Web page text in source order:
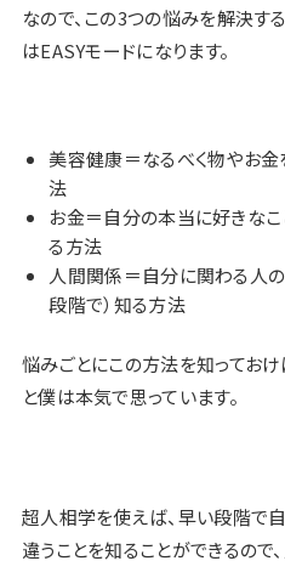
なので、この3つの悩みを解決す
はEASYモードになります。
美容健康＝なるべく物やお
法
お金＝自分の本当に好きな
る方法
人間関係＝自分に関わる人
段階で）知る方法
悩みごとにこの方法を知ってお
と僕は本気で思っています。
超人相学を使えば、早い段階で
違うことを知ることができるので